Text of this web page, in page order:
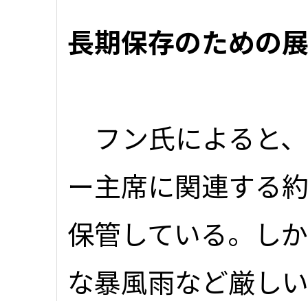
長期保存のための
フン氏によると
ー主席に関連する
保管している。し
な暴風雨など厳し